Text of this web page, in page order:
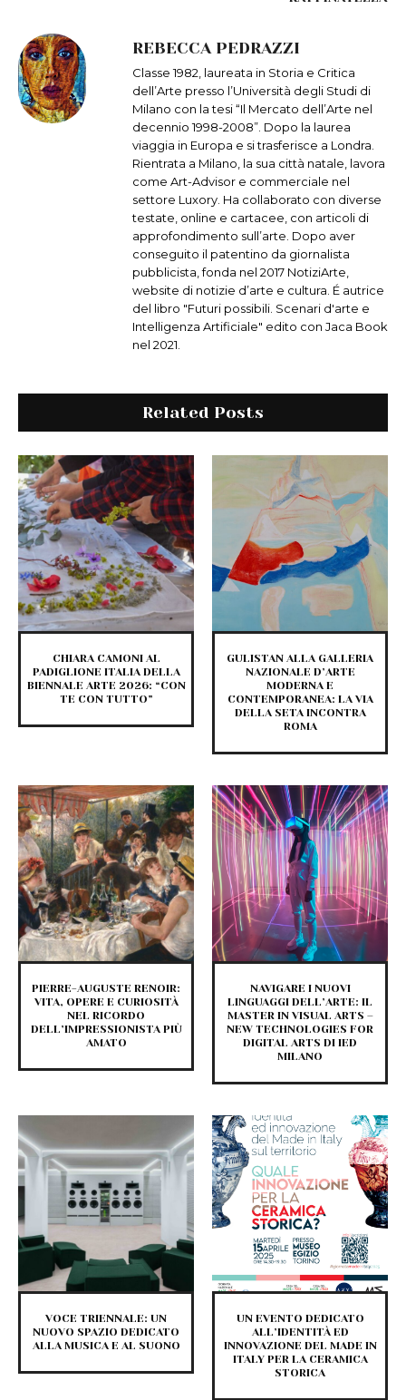
REBECCA PEDRAZZI
Classe 1982, laureata in Storia e Critica
dell’Arte presso l’Università degli Studi di
Milano con la tesi “Il Mercato dell’Arte nel
decennio 1998-2008”. Dopo la laurea
viaggia in Europa e si trasferisce a Londra.
Rientrata a Milano, la sua città natale, lavora
come Art-Advisor e commerciale nel
settore Luxory. Ha collaborato con diverse
testate, online e cartacee, con articoli di
approfondimento sull’arte. Dopo aver
conseguito il patentino da giornalista
pubblicista, fonda nel 2017 NotiziArte,
website di notizie d’arte e cultura. É autrice
del libro "Futuri possibili. Scenari d'arte e
Intelligenza Artificiale" edito con Jaca Book
nel 2021.
Related Posts
CHIARA CAMONI AL
PADIGLIONE ITALIA DELLA
BIENNALE ARTE 2026: “CON
TE CON TUTTO”
GULISTAN ALLA GALLERIA
NAZIONALE D’ARTE
MODERNA E
CONTEMPORANEA: LA VIA
DELLA SETA INCONTRA
ROMA
PIERRE-AUGUSTE RENOIR:
VITA, OPERE E CURIOSITÀ
NEL RICORDO
DELL’IMPRESSIONISTA PIÙ
AMATO
NAVIGARE I NUOVI
LINGUAGGI DELL’ARTE: IL
MASTER IN VISUAL ARTS –
NEW TECHNOLOGIES FOR
DIGITAL ARTS DI IED
MILANO
VOCE TRIENNALE: UN
NUOVO SPAZIO DEDICATO
ALLA MUSICA E AL SUONO
UN EVENTO DEDICATO
ALL’IDENTITÀ ED
INNOVAZIONE DEL MADE IN
ITALY PER LA CERAMICA
STORICA